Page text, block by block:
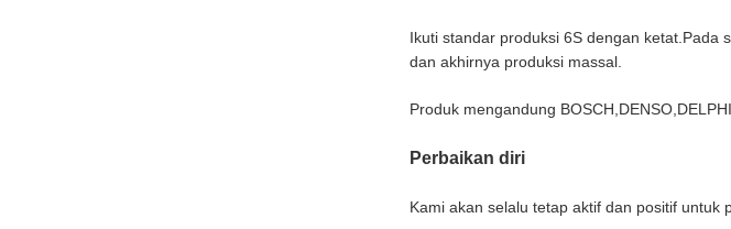
Ikuti standar produksi 6S dengan ketat.Pada
dan akhirnya produksi massal.
Produk mengandung
Perbaikan diri
Kami akan selalu tetap aktif dan positif untuk